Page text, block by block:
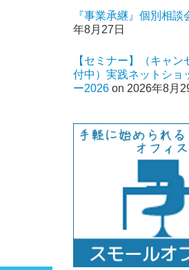
『事業承継』個別相談
年8月27日
【セミナー】（キャン
付中）実践ネットショ
ー2026 on 2026年8月